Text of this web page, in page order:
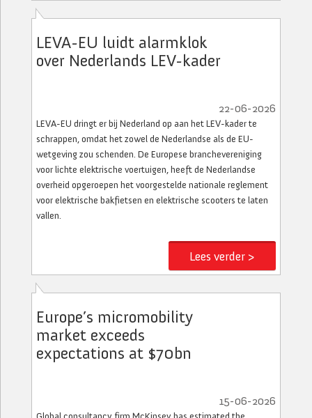
LEVA-EU luidt alarmklok
over Nederlands LEV-kader
22-06-2026
LEVA-EU dringt er bij Nederland op aan het LEV-kader te
schrappen, omdat het zowel de Nederlandse als de EU-
wetgeving zou schenden. De Europese branchevereniging
voor lichte elektrische voertuigen, heeft de Nederlandse
overheid opgeroepen het voorgestelde nationale reglement
voor elektrische bakfietsen en elektrische scooters te laten
vallen.
Lees verder >
Europe’s micromobility
market exceeds
expectations at $70bn
15-06-2026